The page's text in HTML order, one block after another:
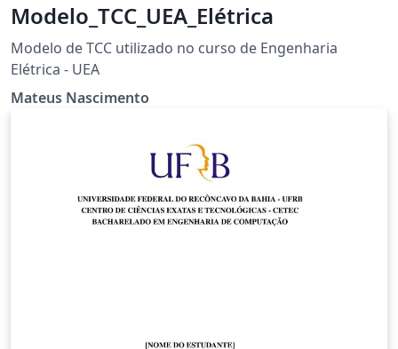
Modelo_TCC_UEA_Elétrica
Modelo de TCC utilizado no curso de Engenharia
Elétrica - UEA
Mateus Nascimento